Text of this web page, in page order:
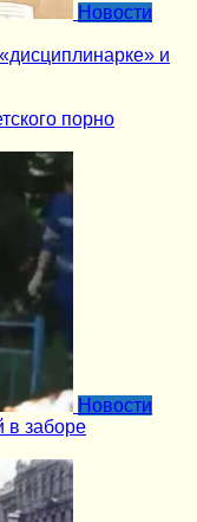
Новости
и
порно
Новости
в заборе